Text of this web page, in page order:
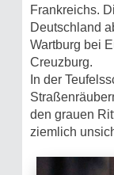
Frankreichs.
Deutschland
Wartburg bei
Creuzburg.
In der
den grauen
ziemlich